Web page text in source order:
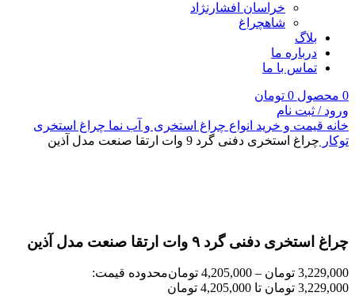
خراسان افشارنژاد
شاهچراغ
بلاگ
درباره ما
تماس با ما
0 محصول 0 تومان
ورود / ثبت نام
خانه قیمت و خرید انواع چراغ استخری و آب نما چراغ استخری
توکار چراغ استخری دفنی گرد 9 وات ارتقا صنعت مدل آذین
چراغ استخری دفنی گرد ۹ وات ارتقا صنعت مدل آذین
3,229,000 تومان –
4,205,000 تومانمحدوده قیمت:
3,229,000 تومان تا 4,205,000 تومان